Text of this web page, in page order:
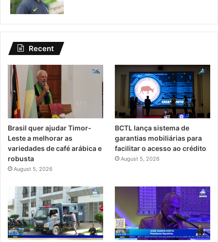
Recent
Brasil quer ajudar Timor-
Leste a melhorar as
variedades de café arábica e
robusta
August 5, 2026
BCTL lança sistema de
garantias mobiliárias para
facilitar o acesso ao crédito
August 5, 2026